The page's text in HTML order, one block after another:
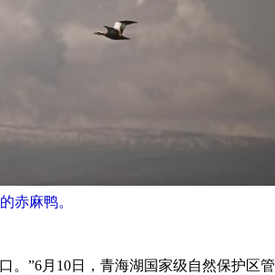
赤麻鸭。
”6月10日，青海湖国家级自然保护区